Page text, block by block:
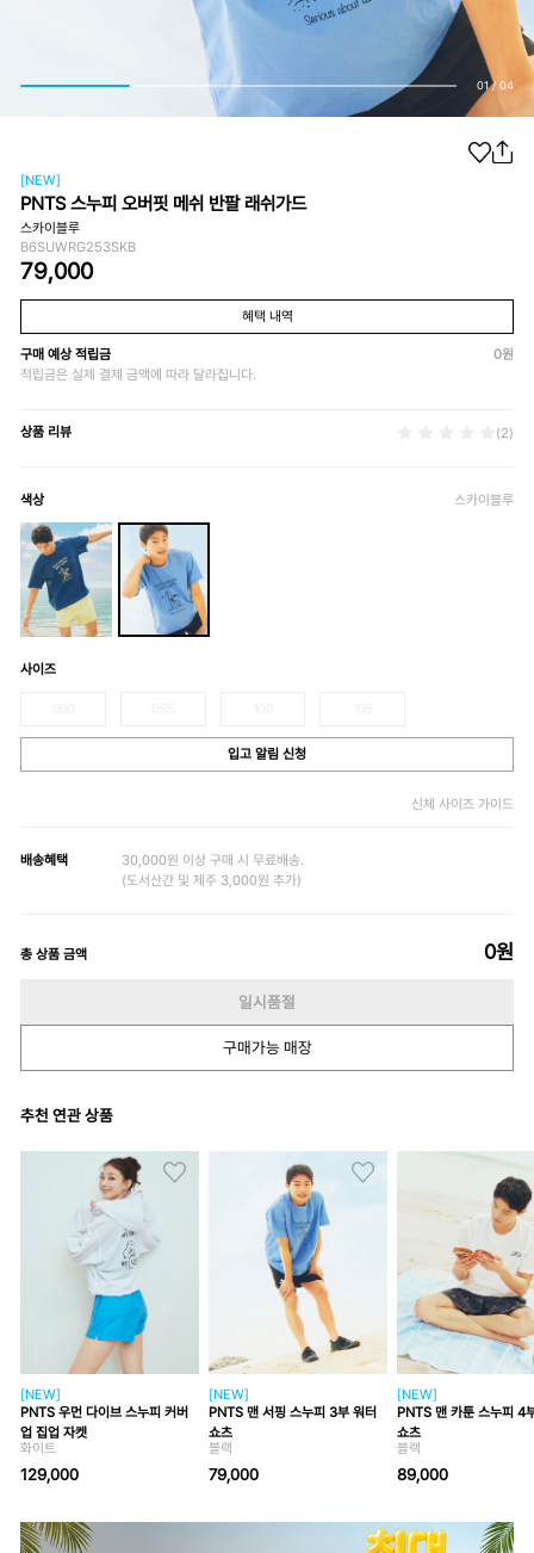
01 / 04
[NEW]
PNTS 스누피 오버핏 메쉬 반팔 래쉬가드
스카이블루
B6SUWRG253SKB
79,000
혜택 내역
구매 예상 적립금 0원
적립금은 실제 결제 금액에 따라 달라집니다.
상품 리뷰 (2)
색상 스카이블루
사이즈
입고 알림 신청
신체 사이즈 가이드
배송혜택
30,000원 이상 구매 시 무료배송.
(도서산간 및 제주 3,000원 추가)
총 상품 금액 0원
일시품절
구매가능 매장
추천 연관 상품
[NEW]
PNTS 우먼 다이브 스누피 커버
업 집업 자켓
화이트
129,000
[NEW]
PNTS 맨 서핑 스누피 3부 워터
쇼츠
블랙
79,000
[NEW]
PNTS 맨 카툰 스누피 4
쇼츠
블랙
89,000